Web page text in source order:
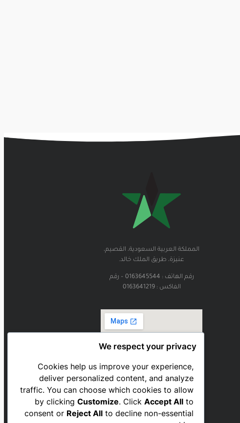
المملكة العربية السعودية، القصيم،
عنيزة، طريق الملك خالد.
رقم الهاتف : 0163645544 – رقم
الفاكس : 0163641219
We respect your privacy
Cookies help us improve your experience,
deliver personalized content, and analyze
traffic. You can choose which cookies to allow
by clickingCustomize. ClickAccept All to
consent or Reject All to decline non-essential